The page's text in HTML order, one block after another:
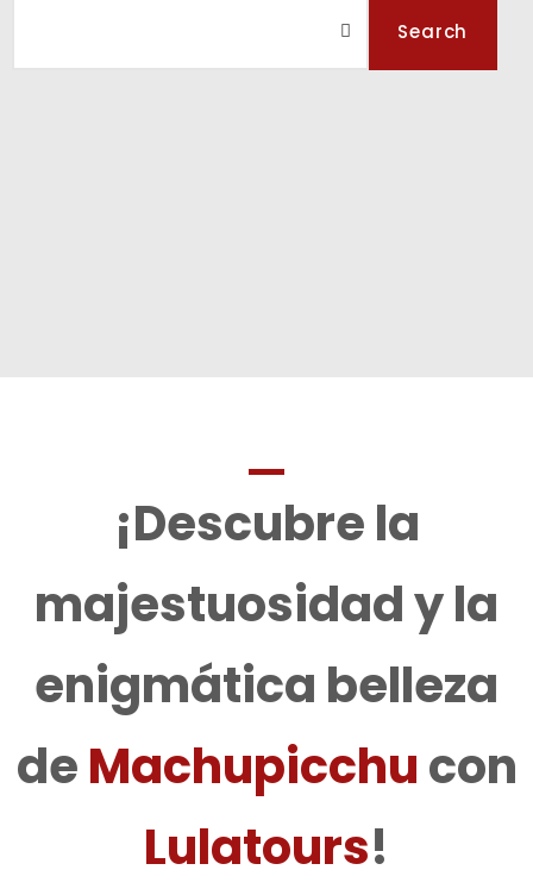
¡Descubre la
majestuosidad y la
enigmática belleza
deMachupicchucon
Lulatours!